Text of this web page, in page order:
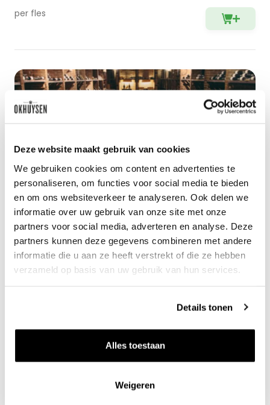
Deze website maakt gebruik van cookies
We gebruiken cookies om content en advertenties te
personaliseren, om functies voor social media te bieden
en om ons websiteverkeer te analyseren. Ook delen we
informatie over uw gebruik van onze site met onze
partners voor social media, adverteren en analyse. Deze
partners kunnen deze gegevens combineren met andere
informatie die u aan ze heeft verstrekt of die ze hebben
verzameld op basis van uw gebruik van hun services.
Details tonen
Alles toestaan
Weigeren
Cursussen & Proeverijen
Neem een kijkje in onze
per fles